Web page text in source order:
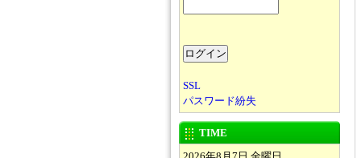
SSL
パスワード紛失
TIME